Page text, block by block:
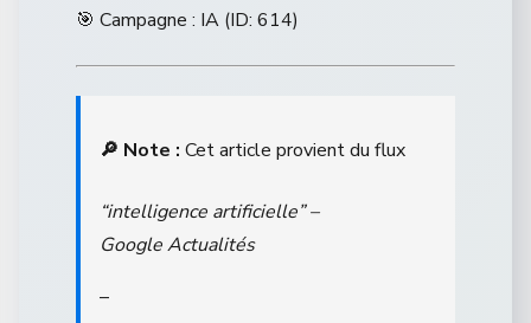
🎯 Campagne : IA (ID: 614)
🔎 Note : Cet article provient du flux
“intelligence artificielle” –
Google Actualités
–